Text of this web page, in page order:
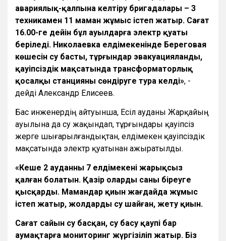
авариялық-қалпына келтіру бригадалары – 3
техникамен 11 маман жұмыс істеп жатыр. Сағат
16.00-ге дейін бұл ауылдарға электр қуаты
беріледі. Н иколаевка елдімекенінде Береговая
көшесін су басты, тұрғындар эвакуацияланды,
қауіпсіздік мақсатында трансформаторлық
қосалқы станцияны сөндіруге тура келді», -
дейді Александр Елисеев.
Бас инженердің айтуынша, Есіл ауданы Жарқайың
ауылына да су жақындап, тұрғындары қауіпсіз
жерге шығарылғандықтан, елдімекен қауіпсіздік
мақсатында электр қуатынан ажыратылды.
«Кеше 2 ауданның 7 елдімекені жарықсыз
қалған болатын. Қазір олардың саны біреуге
қысқарды. Мамандар қиын жағдайда жұмыс
істеп жатыр, жолдарды су шайған, жету қиын.
Сағат сайын су басқан, су басу қаупі бар
аумақтарға мониторинг жүргізіліп жатыр. Біз